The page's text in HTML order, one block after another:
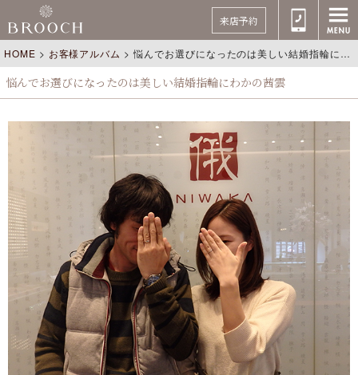
来店予約
HOME > お客様アルバム >悩んでお選びになったのは美しい結婚指輪にわかの茜雲
悩んでお選びになったのは美しい結婚指輪にわかの茜雲